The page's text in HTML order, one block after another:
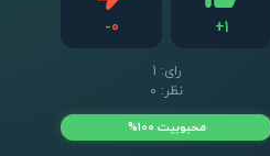
+1
لایک
-0دیس لایک
رای: 1
نظر: 0
محبوبیت 100%